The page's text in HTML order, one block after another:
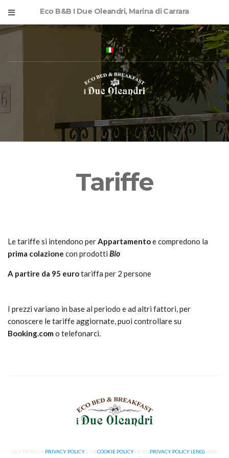
Eco B&B I Due Oleandri, Marina di Carrara
Tariffe
Le tariffe si intendono perAppartamentoe compredono la
prima colazione con prodotti Bio
A partire da 95 eurotariffa per 2 persone
I prezzi variano in base al periodo e ad altri fattori, per
conoscere le tariffe aggiornate, puoi controllare su
Booking.com o telefonarci.
QUI TROVI LA PRIVACY POLICY E LA COOKIE POLICY HERE PRIVACY POLICY (ENG) AND